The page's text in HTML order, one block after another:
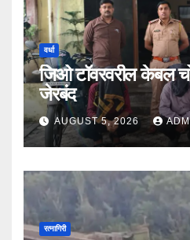
वर्धा
जिओ टॉवरवरील केबल
जेरबंद
AUGUST 5, 2026
रत्नागिरी